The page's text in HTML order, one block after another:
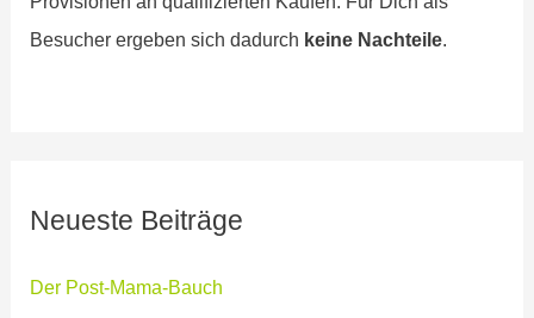
Besucher ergeben sich dadurch keine Nachteile.
Neueste Beiträge
Der Post-Mama-Bauch